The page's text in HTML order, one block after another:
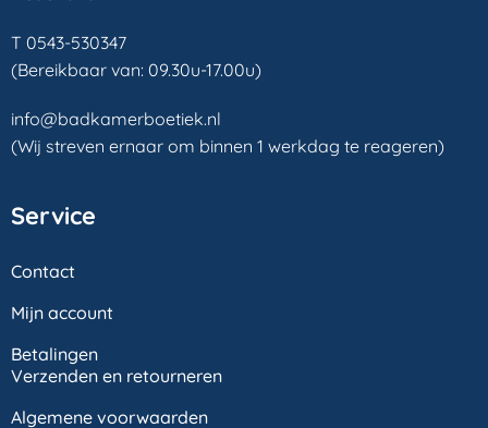
T 0543-530347
(Bereikbaar van: 09.30u-17.00u)
info@badkamerboetiek.nl
(Wij streven ernaar om binnen 1 werkdag te reageren)
Service
Contact
Mijn account
Betalingen
Verzenden en retourneren
Algemene voorwaarden